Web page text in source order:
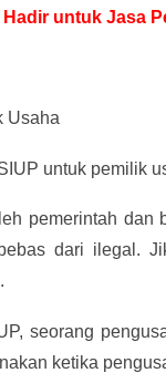
untuk Jasa
Usaha
untuk pemilik
pemerintah dan
dari ilegal.
seorang
ketika